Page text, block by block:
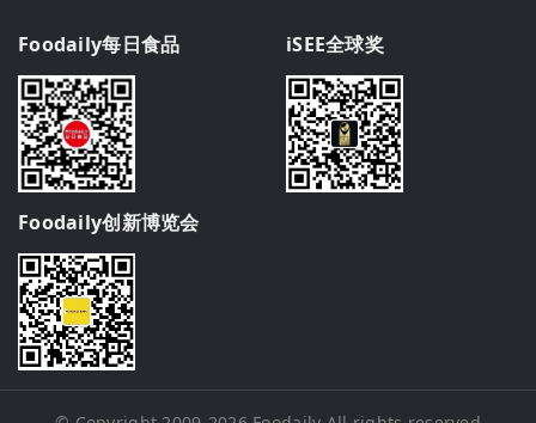
Foodaily每日食品 iSEE全球奖
Foodaily创新博览会